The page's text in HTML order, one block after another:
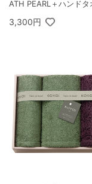
ATH PEARL＋ハンドタ
3,300円